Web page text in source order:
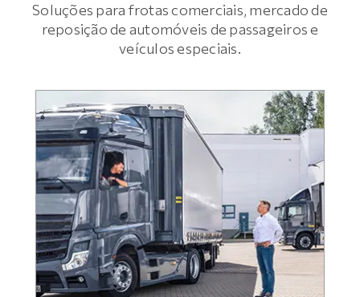
Soluções para frotas comerciais, mercado de
reposição de automóveis de passageiros e
veículos especiais.